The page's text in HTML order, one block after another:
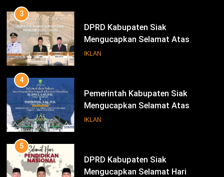
3
DPRD Kabupaten Siak
Mengucapkan Selamat Atas
Pengambilan Sumpah Jabatan
IKLAN
4
Pemerintah Kabupaten Siak
Mengucapkan Selamat Atas
Pengambilan Sumpah Jabatan
IKLAN
5
DPRD Kabupaten Siak
Mengucapkan Selamat Hari